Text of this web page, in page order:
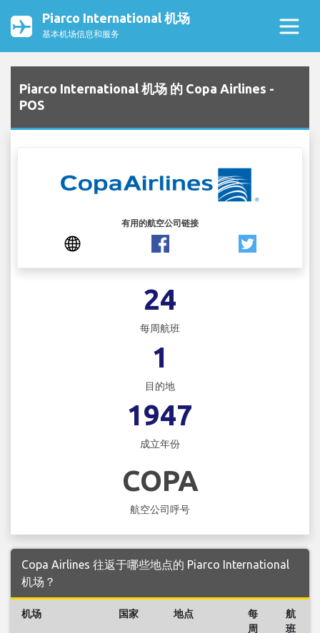
Piarco International 机场
基本机场信息和服务
Piarco International 机场 的 Copa Airlines -
POS
有用的航空公司链接
24
每周航班
1
目的地
1947
成立年份
COPA
航空公司呼号
Copa Airlines 往返于哪些地点的 Piarco International
机场？
机场 国家 地点
每
周
航
班